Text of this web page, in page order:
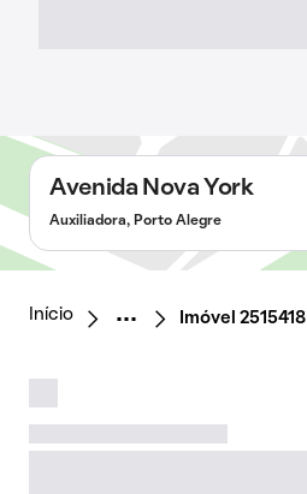
Avenida Nova York
Auxiliadora, Porto Alegre
Início Imóvel 2515418